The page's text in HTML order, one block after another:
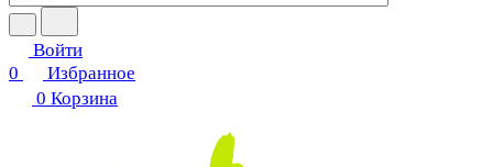
Войти
0
Избранное
0 Корзина